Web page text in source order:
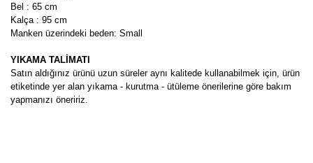
Bel : 65 cm
Kalça : 95 cm
Manken üzerindeki beden: Small
YIKAMA TALİMATI
Satın aldığınız ürünü uzun süreler aynı kalitede kullanabilmek için, ürün
etiketinde yer alan yıkama - kurutma - ütüleme önerilerine göre bakım
yapmanızı öneririz.